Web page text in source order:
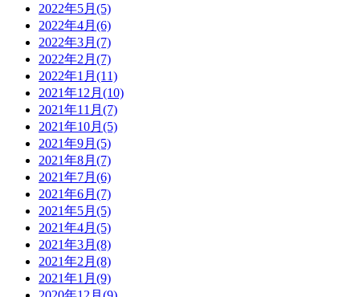
2022年5月(5)
2022年4月(6)
2022年3月(7)
2022年2月(7)
2022年1月(11)
2021年12月(10)
2021年11月(7)
2021年10月(5)
2021年9月(5)
2021年8月(7)
2021年7月(6)
2021年6月(7)
2021年5月(5)
2021年4月(5)
2021年3月(8)
2021年2月(8)
2021年1月(9)